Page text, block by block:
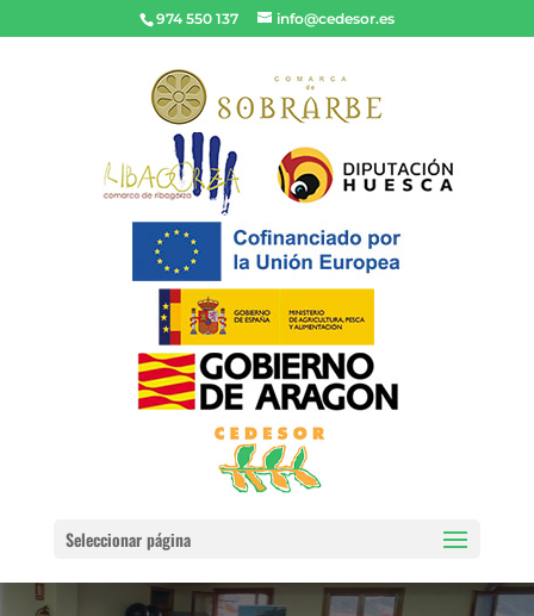
974 550 137 info@cedesor.es
Seleccionar página